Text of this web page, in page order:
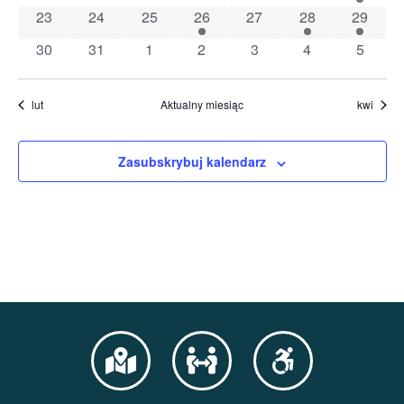
0 wydarzenia
23 0 wydarzenia
24 0 wydarzenia
25 1 wydarzenie
26 0 wydarzenia
27 1 wydarzenie
28 2
29
0 wydarzenia
30 0 wydarzenia
31 0 wydarzenia
1 0 wydarzenia
2 0 wydarzenia
3 0 wydarzenia
4 0
5
lut Aktualny miesiąc kwi
Zasubskrybuj kalendarz